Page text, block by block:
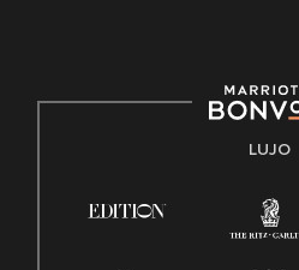
Derecho a trabajar inglés/
Conozca sus derechos
Ley de licencia familiar y
LUJO